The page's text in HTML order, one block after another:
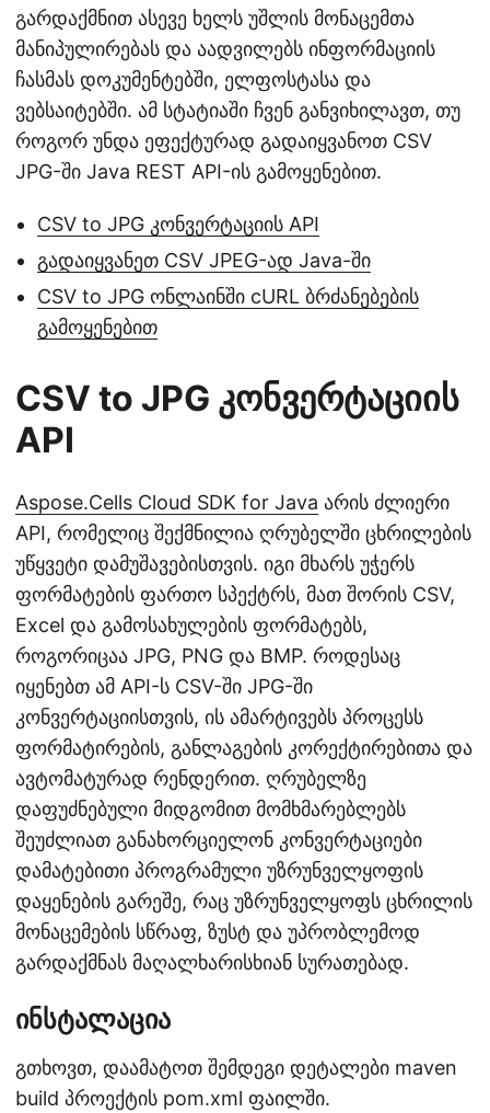
გარდაქმნით ასევე ხელს უშლის მონაცემთა
მანიპულირებას და აადვილებს ინფორმაციის
ჩასმას დოკუმენტებში, ელფოსტასა და
ვებსაიტებში. ამ სტატიაში ჩვენ განვიხილავთ, თუ
როგორ უნდა ეფექტურად გადაიყვანოთ CSV
JPG-ში Java REST API-ის გამოყენებით.
CSV to JPG კონვერტაციის API
გადაიყვანეთ CSV JPEG-ად Java-ში
CSV to JPG ონლაინში cURL ბრძანებების
გამოყენებით
CSV to JPG კონვერტაციის
API
Aspose.Cells Cloud SDK for Java არის ძლიერი
API, რომელიც შექმნილია ღრუბელში ცხრილების
უწყვეტი დამუშავებისთვის. იგი მხარს უჭერს
ფორმატების ფართო სპექტრს, მათ შორის CSV,
Excel და გამოსახულების ფორმატებს,
როგორიცაა JPG, PNG და BMP. როდესაც
იყენებთ ამ API-ს CSV-ში JPG-ში
კონვერტაციისთვის, ის ამარტივებს პროცესს
ფორმატირების, განლაგების კორექტირებითა და
ავტომატურად რენდერით. ღრუბელზე
დაფუძნებული მიდგომით მომხმარებლებს
შეუძლიათ განახორციელონ კონვერტაციები
დამატებითი პროგრამული უზრუნველყოფის
დაყენების გარეშე, რაც უზრუნველყოფს ცხრილის
მონაცემების სწრაფ, ზუსტ და უპრობლემოდ
გარდაქმნას მაღალხარისხიან სურათებად.
ინსტალაცია
გთხოვთ, დაამატოთ შემდეგი დეტალები maven
build პროექტის pom.xml ფაილში.